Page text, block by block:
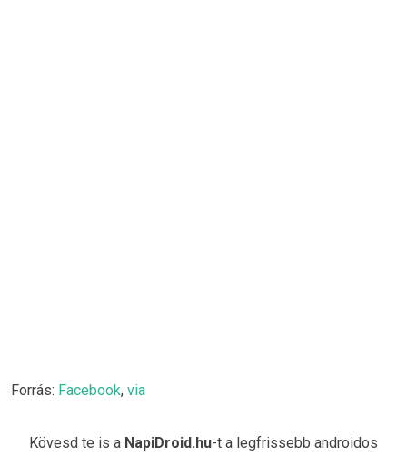
Forrás: Facebook, via
Kövesd te is a NapiDroid.hu-t a legfrissebb androidos